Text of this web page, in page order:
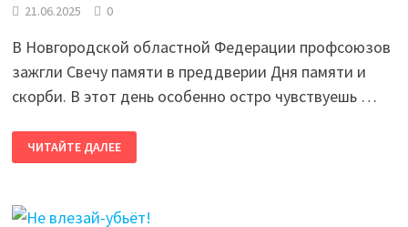
21.06.2025 0
В Новгородской областной Федерации профсоюзов
зажгли Свечу памяти в преддверии Дня памяти и
скорби. В этот день особенно остро чувствуешь …
АКЦИЯ
«СВЕЧА
ПАМЯТИ»…
ЧИТАЙТЕ ДАЛЕЕ